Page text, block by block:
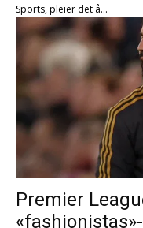
Sports, pleier det å...
Premier